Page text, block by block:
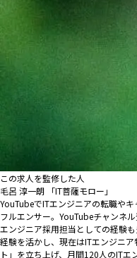
この求人を監修した人
毛呂 淳一朗 「IT菩薩モロー」
YouTubeでITエンジニアの転職や
フルエンサー。YouTubeチャンネ
エンジニア採用担当としての経験
経験を活かし、現在はITエンジニ
ト」を立ち上げ、月間120人のIT